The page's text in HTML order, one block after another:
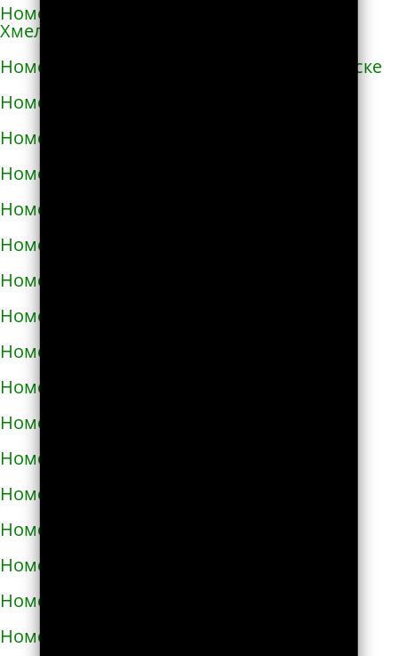
Номера телефонов такси в Переяславе-
Хмельницком
Номера телефонов такси в Першотравенске
Номера телефонов такси в Пирятине
Номера телефонов такси в Подгородном
Номера телефонов такси в Подольске
Номера телефонов такси в Покрове
Номера телефонов такси в Пологах
Номера телефонов такси в Полонном
Номера телефонов такси в Полтаве
Номера телефонов такси в Прилуках
Номера телефонов такси в Путивле
Номера телефонов такси в Пятихатках
Номера телефонов такси в Раздельной
Номера телефонов такси в Ракитном
Номера телефонов такси в Рахове
Номера телефонов такси в Рени
Номера телефонов такси в Ровно
Номера телефонов такси в Ромнах